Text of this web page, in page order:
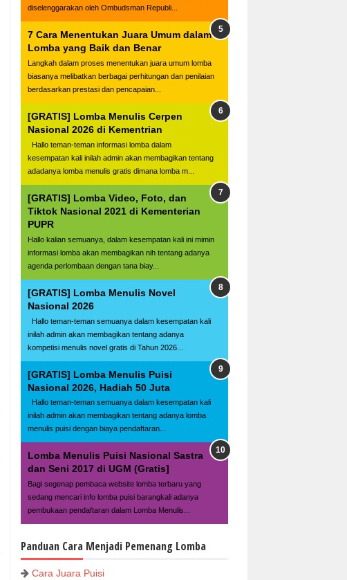
diselenggarakan oleh Ombudsman Republi...
7 Cara Menentukan Juara Umum dalam
Lomba yang Baik dan Benar
Langkah dalam proses menentukan juara umum lomba
biasanya melibatkan berbagai perhitungan dan penilaian
berdasarkan prestasi dan pencapaian...
[GRATIS] Lomba Menulis Cerpen
Nasional 2026 di Kementrian
Hallo teman-teman informasi lomba dalam
kesempatan kali inilah admin akan membagikan tentang
adadanya lomba menulis gratis dimana lomba m...
[GRATIS] Lomba Video, Foto, dan
Tiktok Nasional 2021 di Kementerian
PUPR
Hallo kalian semuanya, dalam kesempatan kali ini mimin
informasi lomba akan membagikan nih tentang adanya
agenda perlombaan dengan tana biay...
[GRATIS] Lomba Menulis Novel
Nasional 2026
Hallo teman-teman semuanya dalam kesempatan kali
inilah admin akan membagikan tentang adanya
kompetisi menulis novel gratis di Tahun 2026...
[GRATIS] Lomba Menulis Puisi
Nasional 2026, Hadiah 50 Juta
Hallo teman-teman semuanya dalam kesempatan kali
inilah admin akan membagikan tentang adanya lomba
menulis puisi dengan biaya pendaftaran...
Lomba Menulis Puisi Nasional Sastra
dan Seni 2017 di UGM (Gratis]
Bagi segenap pembaca website lomba terbaru yang
sedang mencari info lomba puisi barangkali adanya
pembukaan pendaftaran dalam Lomba Menulis...
Panduan Cara Menjadi Pemenang Lomba
Cara Juara Puisi